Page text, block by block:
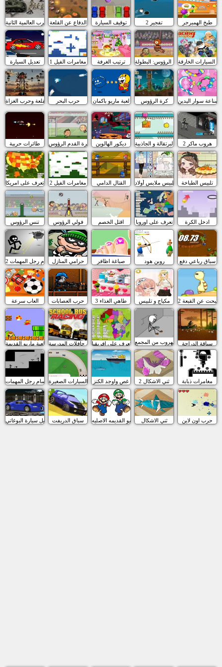
الحرب العالمية الثانيةالدفاع عن القلعة توقيف السيارة تفجير 2 طبخ الهمبرجر
تعديل السيارة مغامرات الفيل 1 ترتيب الغرفة كرة السلة الرؤوس: البطولةالسيارات الخارقة
القلعة وحرب الغزاة حرب البحر لعبة ماريو باكمان كرة الرؤوس صناعة سوار اليدين
طائرات حربية كرة القدم الرؤوس ديكور الهالوين البرتقالة و الجاذبية هروب ماكر 2
تعرف على امريكا مغامرات الفيل 2 القتال الدامي تلبيس ملابس أولاد تلبيس الطباخة
تنس الرؤوس فولي الرؤوس اقتل الخصم تعرف على اوروبا ادخل الكرة
سام رجل المهمات 2 حرامي المنازل صباغة اظافر روبن هود سباق رباعي دفع
العاب سرعة حرب العصابات طاهي الغذاء 3 مكياج و تلبيس البحث عن القبعة 2
لعبة ماريو القديمة سباق حافلات المدرسةتعرف على افريقيا الهروب من المجمع سياقة الدراجة
سام رجل المهمات سباق السيارات الصغيرةغص واوجد الكنز ثني الاشكال 2 مغامرات ذبابة
تعديل سيارة البوغاتي سباق الدريفت لعبة ماريو القديمه الاصليهثني الاشكال حرب اون لاين